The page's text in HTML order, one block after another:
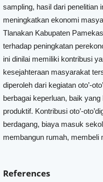
sampling, hasil dari penelitian
meningkatkan ekonomi
Tlanakan Kabupaten
terhadap peningkatan
ini dinilai memiliki kontribusi
kesejahteraan masyarakat
diperoleh dari kegiatan oto’-
berbagai keperluan, baik
produktif. Kontribusi oto’-
berdagang, biaya masuk
membangun rumah, membeli
References